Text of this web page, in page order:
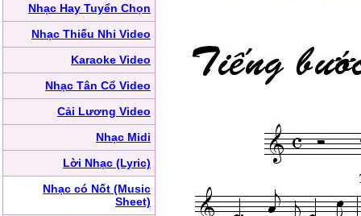
Nhạc Hay Tuyển Chọn
Nhạc Thiếu Nhi Video
Karaoke Video
Nhạc Tân Cổ Video
Cải Lương Video
Nhạc Midi
Lời Nhạc (Lyric)
Nhạc có Nốt (Music
Sheet)